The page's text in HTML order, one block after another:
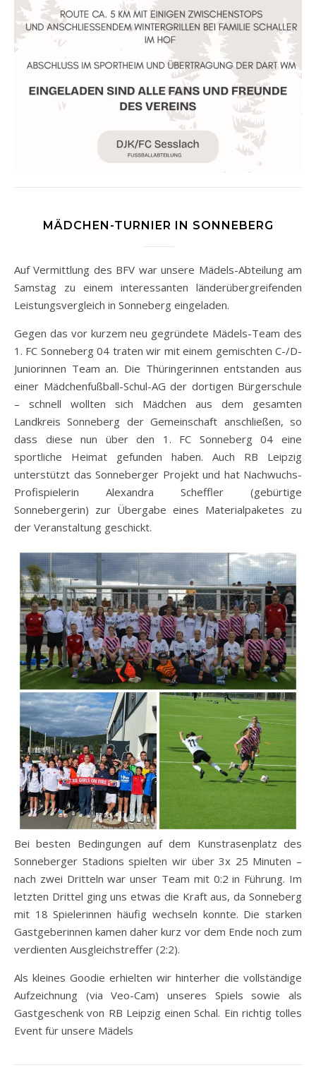
MÄDCHEN-TURNIER IN SONNEBERG
Auf Vermittlung des BFV war unsere Mädels-Abteilung am
Samstag zu einem interessanten länderübergreifenden
Leistungsvergleich in Sonneberg eingeladen.
Gegen das vor kurzem neu gegründete Mädels-Team des
1. FC Sonneberg 04 traten wir mit einem gemischten C-/D-
Juniorinnen Team an. Die Thüringerinnen entstanden aus
einer Mädchenfußball-Schul-AG der dortigen Bürgerschule
– schnell wollten sich Mädchen aus dem gesamten
Landkreis Sonneberg der Gemeinschaft anschließen, so
dass diese nun über den 1. FC Sonneberg 04 eine
sportliche Heimat gefunden haben. Auch RB Leipzig
unterstützt das Sonneberger Projekt und hat Nachwuchs-
Profispielerin Alexandra Scheffler (gebürtige
Sonnebergerin) zur Übergabe eines Materialpaketes zu
der Veranstaltung geschickt.
Bei besten Bedingungen auf dem Kunstrasenplatz des
Sonneberger Stadions spielten wir über 3x 25 Minuten –
nach zwei Dritteln war unser Team mit 0:2 in Führung. Im
letzten Drittel ging uns etwas die Kraft aus, da Sonneberg
mit 18 Spielerinnen häufig wechseln konnte. Die starken
Gastgeberinnen kamen daher kurz vor dem Ende noch zum
verdienten Ausgleichstreffer (2:2).
Als kleines Goodie erhielten wir hinterher die vollständige
Aufzeichnung (via Veo-Cam) unseres Spiels sowie als
Gastgeschenk von RB Leipzig einen Schal. Ein richtig tolles
Event für unsere Mädels